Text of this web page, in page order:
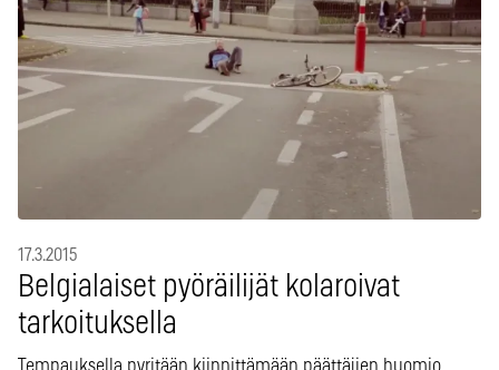
17.3.2015
Belgialaiset pyöräilijät kolaroivat
tarkoituksella